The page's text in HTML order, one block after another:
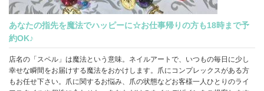
あなたの指先を魔法でハッピーに☆お仕事帰りの方も18時まで予
約OK♪
店名の「スペル」は魔法という意味。ネイルアートで、いつもの毎日に少し
幸せな瞬間をお届けする魔法をおかけします。爪にコンプレックスがある方
もお任せ下さい。爪に関するお悩み、爪の状態などお客様一人ひとりのライ